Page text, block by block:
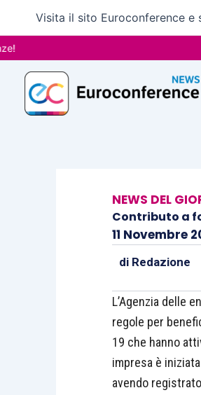
contenuto
Visita il sito Euroconference
NEWS DEL
Contributo a
11 Novembre
di Redazione
L’Agenzia delle
regole per
19 che hanno
impresa è
avendo